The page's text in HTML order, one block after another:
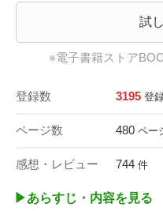
試
※電子書籍ストア
登録数 3195 登
ページ数 480 ペー
感想・レビュー 744 件
▶︎あらすじ・内容を見る